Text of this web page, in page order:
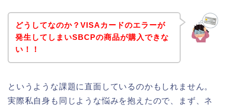
どうしてなのか？VISAカードのエラーが
発生してしまいSBCPの商品が購入できな
い！！
というような課題に直面しているのかもしれません。
実際私自身も同じような悩みを抱えたので、まず、ネ